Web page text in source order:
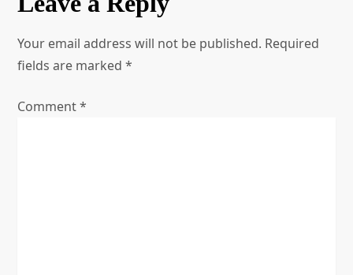
v
Your email address will not be published. Required
fields are marked*
Comment*